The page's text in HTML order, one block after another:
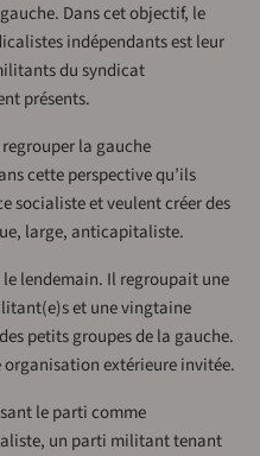
Dans cet objectif, le
indépendants est leur
du syndicat
présents.
la gauche
cette perspective qu’ils
socialiste et veulent créer des
large, anticapitaliste.
le lendemain. Il regroupait une
et une vingtaine
petits groupes de la gauche.
extérieure invitée.
le parti comme
un parti militant tenant